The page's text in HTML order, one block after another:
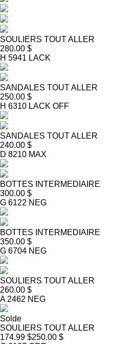
SOULIERS TOUT ALLER
280.00 $
H 5941 LACK
SANDALES TOUT ALLER
250.00 $
H 6310 LACK OFF
SANDALES TOUT ALLER
240.00 $
D 8210 MAX
BOTTES INTERMEDIAIRE
300.00 $
G 6122 NEG
BOTTES INTERMEDIAIRE
350.00 $
G 6704 NEG
SOULIERS TOUT ALLER
260.00 $
A 2462 NEG
Solde
SOULIERS TOUT ALLER
174.99 $250.00 $